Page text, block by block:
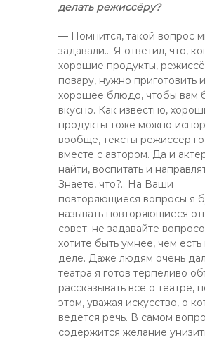
делать режиссёру?
— Помнится, такой вопрос
задавали… Я ответил, что,
хорошие продукты,
повару, нужно приготовить
хорошее блюдо, чтобы вам
вкусно. Как известно,
продукты тоже можно
вообще, тексты режиссер
вместе с автором. Да и
найти, воспитать и
Знаете, что?.. На Ваши
повторяющиеся вопросы я
называть повторяющиеся
совет: не задавайте
хотите быть умнее, чем
деле. Даже людям очень
театра я готов терпеливо
рассказывать всё о театре,
этом, уважая искусство, о
ведется речь. В самом
содержится желание